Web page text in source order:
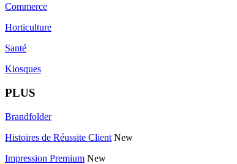
Commerce
Horticulture
Santé
Kiosques
PLUS
Brandfolder
Histoires de Réussite Client New
Impression Premium New